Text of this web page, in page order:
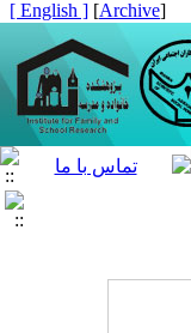
[
Archive
]
[ English ]